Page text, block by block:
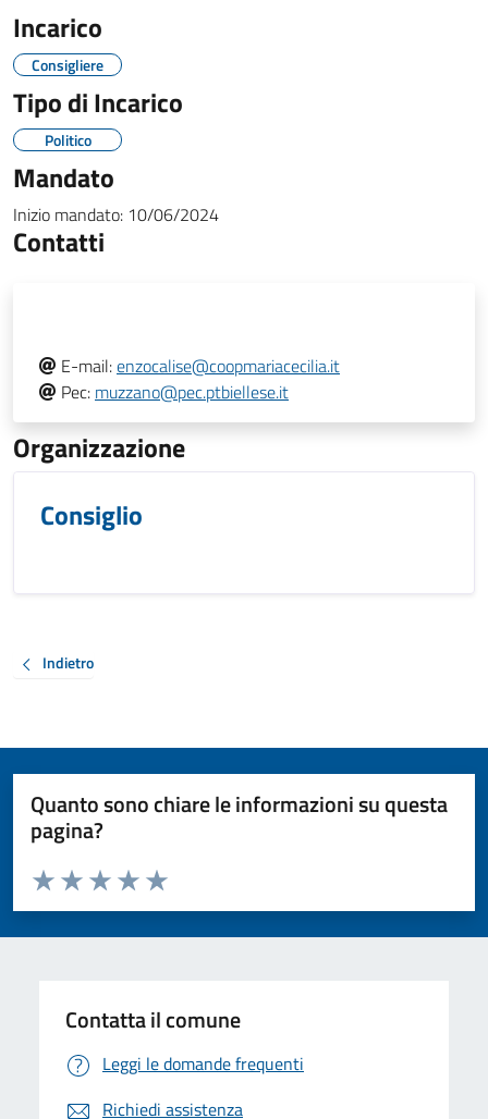
Incarico
Consigliere
Tipo di Incarico
Politico
Mandato
Inizio mandato: 10/06/2024
Contatti
E-mail:enzocalise@coopmariacecilia.it
Pec: muzzano@pec.ptbiellese.it
Organizzazione
Consiglio
Indietro
Quanto sono chiare le informazioni su questa
pagina?
Valuta da 1 a 5 stelle la pagina
Valuta 5 stelle su 5
Valuta 4 stelle su 5
Valuta 3 stelle su 5
Valuta 2 stelle su 5
Valuta 1 stelle su 5
Contatta il comune
Leggi le domande frequenti
Richiedi assistenza